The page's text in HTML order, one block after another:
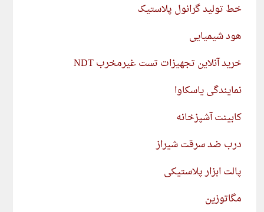
خط تولید گرانول پلاستیک
هود شیمیایی
خرید آنلاین تجهیزات تست غیرمخرب NDT
نمایندگی یاسکاوا
کابینت آشپزخانه
درب ضد سرقت شیراز
پالت ابزار پلاستیکی
مگاتوزین